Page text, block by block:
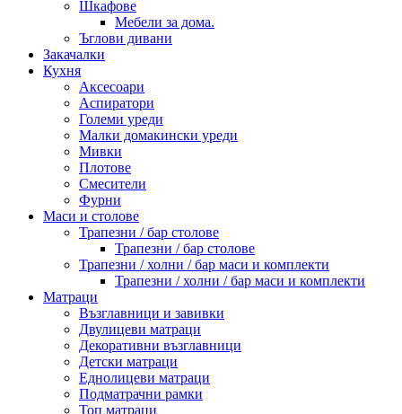
Шкафове
Мебели за дома.
Ъглови дивани
Закачалки
Кухня
Аксесоари
Аспиратори
Големи уреди
Малки домакински уреди
Мивки
Плотове
Смесители
Фурни
Маси и столове
Трапезни / бар столове
Трапезни / бар столове
Трапезни / холни / бар маси и комплекти
Трапезни / холни / бар маси и комплекти
Матраци
Възглавници и завивки
Двулицеви матраци
Декоративни възглавници
Детски матраци
Еднолицеви матраци
Подматрачни рамки
Топ матраци